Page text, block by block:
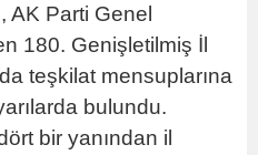
AK Parti Genel
180. Genişletilmiş İl
teşkilat mensuplarına
bulundu.
bir yanından il